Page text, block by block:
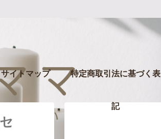
サイトマップ 特定商取引法に基づく表
記